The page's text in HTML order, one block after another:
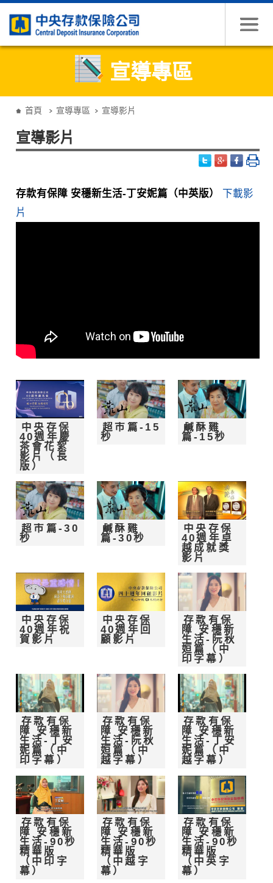
宣導專區
首頁 宣導專區 宣導影片
宣導影片
存款有保障 安穩新生活-丁安妮篇（中英版）
下載影
片
中央存保
40週年慶
茶會花絮
影片（長
版）
超市篇-15
秒
鹹酥雞
篇-15秒
超市篇-30
秒
鹹酥雞
篇-30秒
中央存保
40週年卓
越成就獎
影片
中央存保
40週年祝
賀影片
中央存保
40週年回
顧影片
存款有保
障 安穩新
生活-阮秋
姮篇（中
印字幕）
存款有保
障 安穩新
生活-丁安
妮篇（中
印字幕）
存款有保
障 安穩新
生活-阮秋
姮篇（中
越字幕）
存款有保
障 安穩新
生活-丁安
妮篇（中
越字幕）
存款有保
障 安穩新
生活-90秒
精華版
（中印字
幕）
存款有保
障 安穩新
生活-90秒
精華版
（中越字
幕）
存款有保
障 安穩新
生活-90秒
精華版
（中英字
幕）